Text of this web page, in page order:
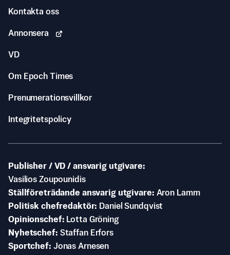
Kontakta oss
Annonsera
VD
Om Epoch Times
Prenumerationsvillkor
Integritetspolicy
Publisher / VD / ansvarig utgivare
Vasilios Zoupounidis
Ställföreträdande ansvarig utgivare Aron Lamm
Politisk chefredaktör
Daniel Sundqvist
Opinionschef
Lotta Gröning
Nyhetschef Staffan Erfors
Sportchef Jonas Arnesen